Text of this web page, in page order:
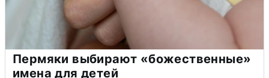
Пермяки выбирают «божественные»
имена для детей